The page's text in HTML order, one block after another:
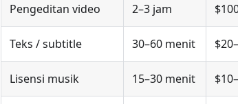
Pengeditan video 2–3 jam
Teks / subtitle 30–60 menit
Lisensi musik 15–30 menit